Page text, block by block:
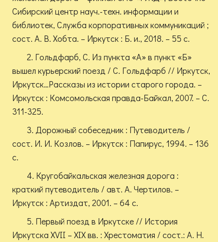
Сибирский центр науч.-техн. информации и
библиотек, Служба корпоративных коммуникаций ;
сост. А. В. Хобта. – Иркутск : Б. и., 2018. – 55 с.
2. Гольдфарб, С. Из пункта «А» в пункт «Б»
вышел курьерский поезд / С. Гольдфарб // Иркутск,
Иркутск…Рассказы из истории старого города. –
Иркутск : Комсомольская правда-Байкал, 2007. – С.
311-325.
3. Дорожный собеседник : Путеводитель /
сост. И. И. Козлов. – Иркутск : Папирус, 1994. – 136
с.
4. Кругобайкальская железная дорога :
краткий путеводитель / авт. А. Чертилов. –
Иркутск : Артиздат, 2001. – 64 с.
5. Первый поезд в Иркутске // История
Иркутска XVII – XIX вв. : Хрестоматия / сост.: А. Н.